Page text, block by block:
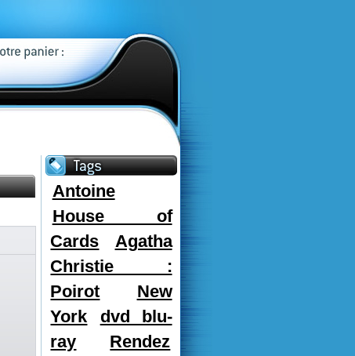
Antoine
House of
Cards
Agatha
Christie :
Poirot
New
York
dvd blu-
ray
Rendez